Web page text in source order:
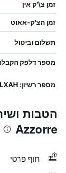
זמן צ\'ק אין
זמן הצ'ק-אאוט
תשלום וביטול
מספר דלפק
מספר רשיון: IT027019A1YW5NLXAH
Azzorre
חוף פרטי